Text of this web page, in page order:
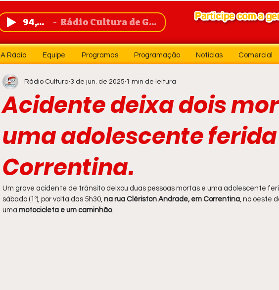
94,7 FM Rádio Cultura de Guanambi
A Rádio Equipe Programas Programação Notícias Comercial
Acidente deixa dois
uma adolescente
Correntina.
Rádio Cultura 3 de jun. de 2025 1 min de leitura
Um grave acidente de trânsito deixou duas pessoas mortas e uma adolescente
sábado (1º), por volta das 5h30, na rua Clériston Andrade, em Correntina, no oeste
uma motocicleta e um caminhão.